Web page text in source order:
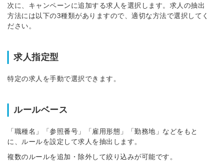
次に、キャンペーンに追加する求人を選択します。求人の抽出
方法には以下の3種類がありますので、適切な方法で選択してく
ださい。
求人指定型
特定の求人を手動で選択できます。
ルールベース
「職種名」「参照番号」「雇用形態」「勤務地」などをもと
に、ルールを設定して求人を抽出します。
複数のルールを追加・除外して絞り込みが可能です。